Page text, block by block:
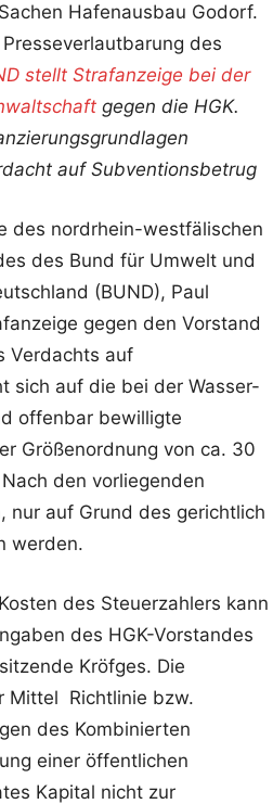
Hafenausbau Godorf.
des
stellt Strafanzeige bei der
gegen die HGK.
auf Subventionsbetrug
des nordrhein-westfälischen
des Bund für Umwelt und
(BUND), Paul
gegen den Vorstand
Verdachts auf
sich auf die bei der Wasser-
offenbar bewilligte
Größenordnung von ca. 30
den vorliegenden
nur auf Grund des gerichtlich
werden.
des Steuerzahlers kann
des HGK-Vorstandes
Kröfges. Die
Mittel Richtlinie bzw.
des Kombinierten
einer öffentlichen
Kapital nicht zur